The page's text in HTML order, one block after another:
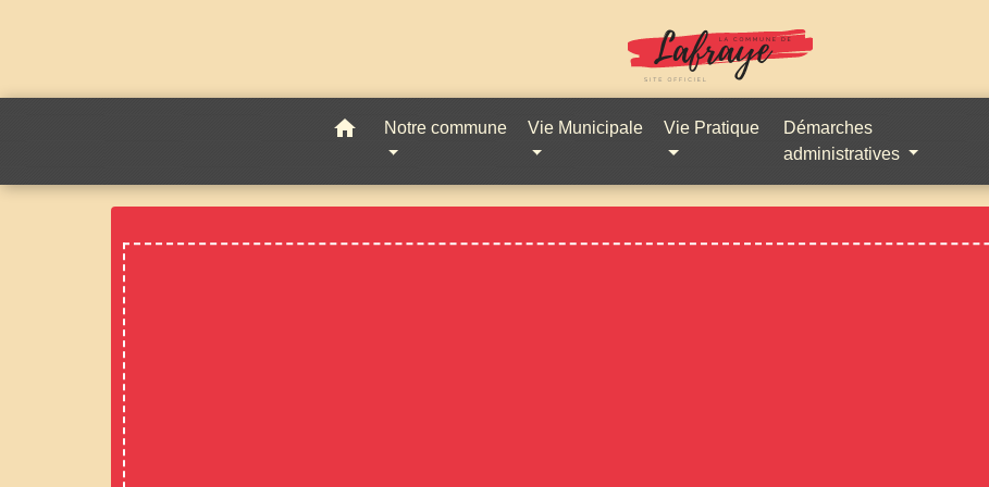
home Notre commune Vie Municipale Vie Pratique
Démarches
administratives